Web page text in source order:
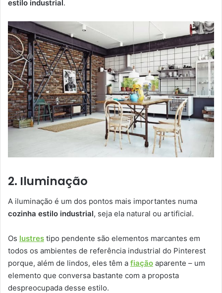
estilo industrial .
2. Iluminação
A iluminação é um dos pontos mais importantes numa
cozinha estilo industrial, seja ela natural ou artificial.
Os lustres tipo pendente são elementos marcantes em
todos os ambientes de referência industrial do Pinterest
porque, além de lindos, eles têm a fiação aparente – um
elemento que conversa bastante com a proposta
despreocupada desse estilo.